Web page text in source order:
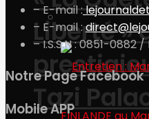
Liberté »
Tazi
Economie
– E-mail :
– E-mail :
– I.S.S.N : 0851-0882
Notre Page Facebook
Mobile APP